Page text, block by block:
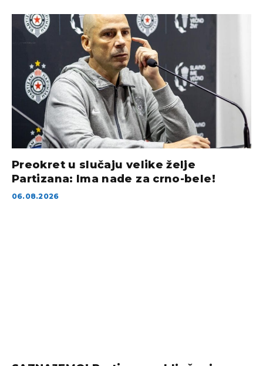
Preokret u slučaju velike želje
Partizana: Ima nade za crno-bele!
06.08.2026